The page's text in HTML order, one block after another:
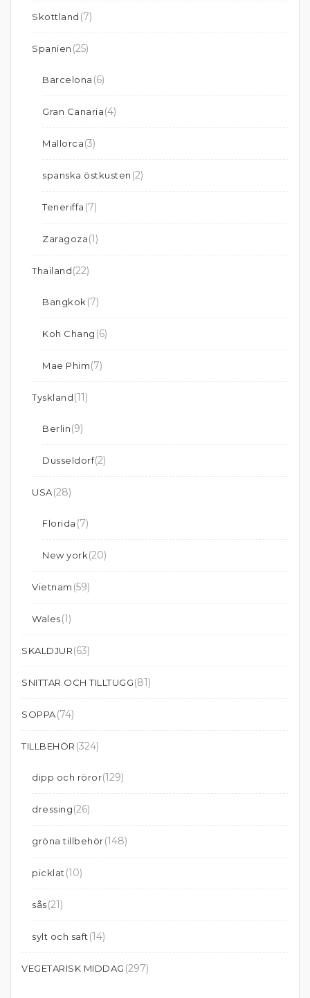
Skottland (7)
Spanien (25)
Barcelona (6)
Gran Canaria(4)
Mallorca(3)
spanska östkusten (2)
Teneriffa (7)
Zaragoza(1)
Thailand(22)
Bangkok (7)
Koh Chang (6)
Mae Phim(7)
Tyskland(11)
Berlin(9)
Dusseldorf(2)
USA(28)
Florida (7)
New york(20)
Vietnam (59)
Wales(1)
SKALDJUR(63)
SNITTAR OCH TILLTUGG(81)
SOPPA(74)
TILLBEHÖR (324)
dipp och röror(129)
dressing(26)
gröna tillbehör(148)
picklat (10)
sås(21)
sylt och saft (14)
VEGETARISK MIDDAG (297)